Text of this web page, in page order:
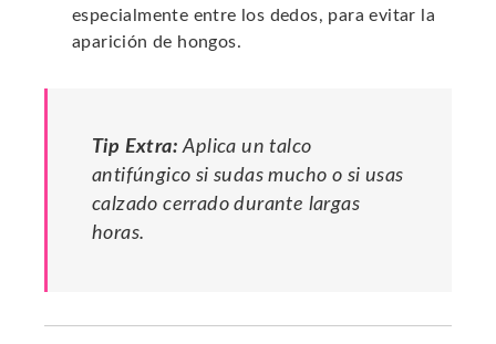
especialmente entre los dedos, para evitar la
aparición de hongos.
Tip Extra: Aplica un talco
antifúngico si sudas mucho o si usas
calzado cerrado durante largas
horas.